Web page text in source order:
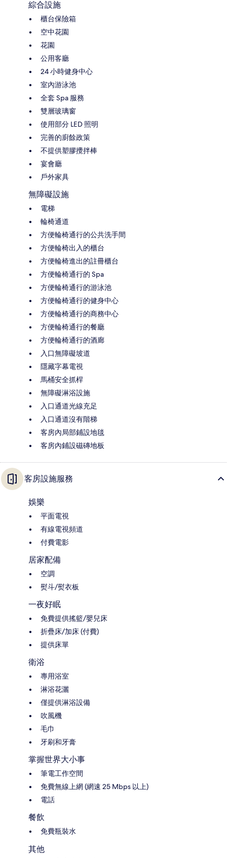
綜合設施
櫃台保險箱
空中花園
花園
公用客廳
24 小時健身中心
室內游泳池
全套 Spa 服務
雙層玻璃窗
使用部分 LED 照明
完善的廚餘政策
不提供塑膠攪拌棒
宴會廳
戶外家具
無障礙設施
電梯
輪椅通道
方便輪椅通行的公共洗手間
方便輪椅出入的櫃台
方便輪椅進出的註冊櫃台
方便輪椅通行的 Spa
方便輪椅通行的游泳池
方便輪椅通行的健身中心
方便輪椅通行的商務中心
方便輪椅通行的餐廳
方便輪椅通行的酒廊
入口無障礙坡道
隱藏字幕電視
馬桶安全抓桿
無障礙淋浴設施
入口通道光線充足
入口通道沒有階梯
客房內局部鋪設地毯
客房內鋪設磁磚地板
客房設施服務
娛樂
平面電視
有線電視頻道
付費電影
居家配備
空調
熨斗/熨衣板
一夜好眠
免費提供搖籃/嬰兒床
折疊床/加床 (付費)
提供床單
衛浴
專用浴室
淋浴花灑
僅提供淋浴設備
吹風機
毛巾
牙刷和牙膏
掌握世界大小事
筆電工作空間
免費無線上網 (網速 25 Mbps 以上)
電話
餐飲
免費瓶裝水
其他